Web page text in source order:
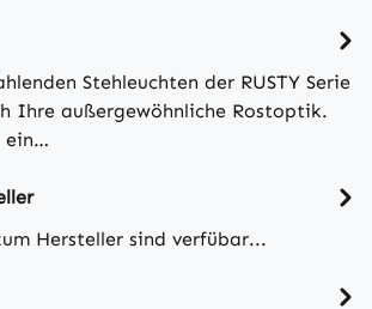
Stehleuchten der RUSTY Serie
Ihre außergewöhnliche Rostoptik.
ein…
Hersteller sind verfübar...